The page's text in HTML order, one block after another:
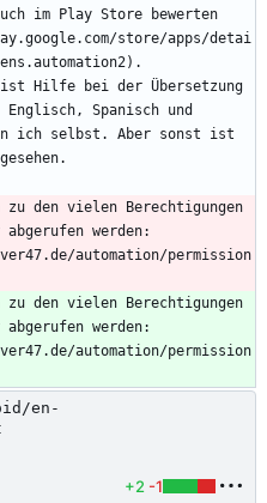
im Play Store bewerten
store/apps/detai
ist Hilfe bei der Übersetzung
Englisch, Spanisch und
ich selbst. Aber sonst ist
zu den vielen Berechtigungen
abgerufen werden:
automation/permission
zu den vielen Berechtigungen
abgerufen werden:
automation/permission
en-
+2 -1